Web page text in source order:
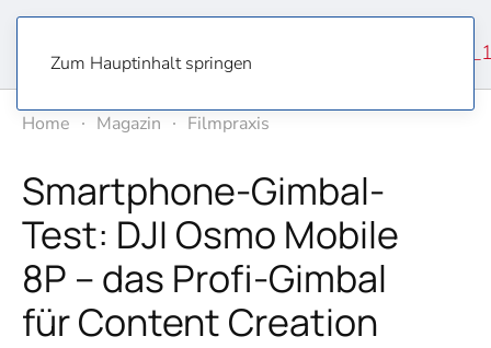
Zum Hauptinhalt springen
Home Magazin Filmpraxis
Smartphone-Gimbal-
Test: DJI Osmo Mobile
8P – das Profi-Gimbal
für Content Creation